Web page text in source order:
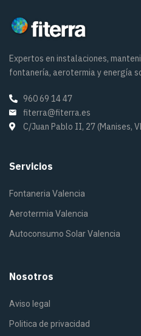
Expertos en instalaciones,
fontanería, aerotermia y energía
960 69 14 47
fiterra@fiterra.es
C/Juan Pablo II, 27 (Manises,
Servicios
Fontaneria Valencia
Aerotermia Valencia
Autoconsumo Solar Valencia
Nosotros
Aviso legal
Politica de privacidad